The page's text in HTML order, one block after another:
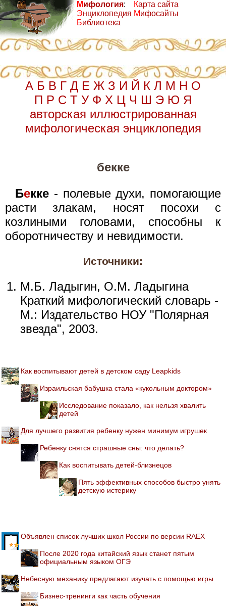
Мифология:
Энциклопедия
Библиотека
Карта сайта
Мифосайты
А Б В Г Д Е Ж З И Й К Л М Н О
П Р С Т У Ф Х Ц Ч Ш Э Ю Я
авторская иллюстрированная
мифологическая энциклопедия
бекке
Бекке - полевые духи, помогающие
расти злакам, носят посохи с
козлиными головами, способны к
оборотничеству и невидимости.
Источники:
М.Б. Ладыгин, О.М. Ладыгина
Краткий мифологический словарь -
М.: Издательство НОУ "Полярная
звезда", 2003.
Как воспитывают детей в детском саду Leapkids
Израильская бабушка стала «кукольным доктором»
Исследование показало, как нельзя хвалить
детей
Для лучшего развития ребенку нужен минимум игрушек
Ребенку снятся страшные сны: что делать?
Как воспитывать детей-близнецов
Пять эффективных способов быстро унять
детскую истерику
Объявлен список лучших школ России по версии RAEX
После 2020 года китайский язык станет пятым
официальным языком ОГЭ
Небесную механику предлагают изучать с помощью игры
Бизнес-тренинги как часть обучения